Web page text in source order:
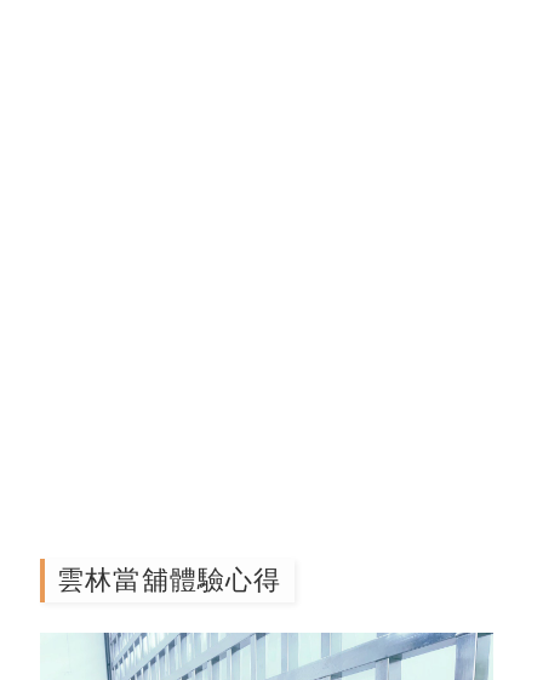
雲林當舖體驗心得